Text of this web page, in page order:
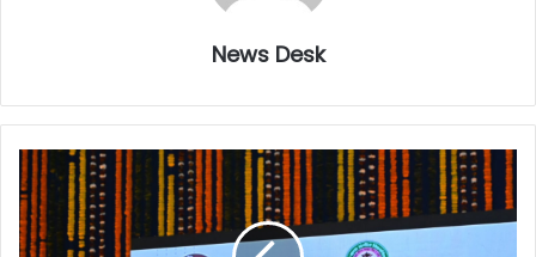
News Desk